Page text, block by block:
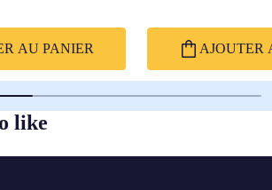
AU PANIER AJOUTER
like